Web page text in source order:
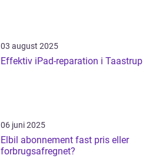
03 august 2025
Effektiv iPad-reparation i Taastrup
06 juni 2025
Elbil abonnement fast pris eller
forbrugsafregnet?